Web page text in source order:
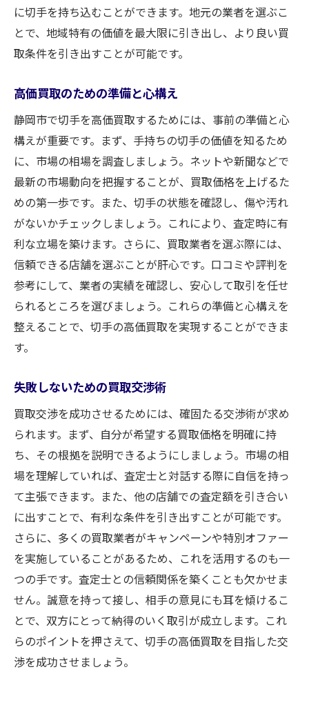
成功した売却者の体験談
静岡市で切手買取を成功に導くための業者選び
のコツ
信頼性を見極めるためのチェック項目
実績豊富な業者を探す方法
選び方で変わる買取価格の実例
地元業者と全国展開業者の違い
業者選びに役立つ情報源
に切手を持ち込むことができます。地元の業者を選ぶこ
とで、地域特有の価値を最大限に引き出し、より良い買
取条件を引き出すことが可能です。
高価買取のための準備と心構え
静岡市で切手を高価買取するためには、事前の準備と心
構えが重要です。まず、手持ちの切手の価値を知るため
に、市場の相場を調査しましょう。ネットや新聞などで
最新の市場動向を把握することが、買取価格を上げるた
めの第一歩です。また、切手の状態を確認し、傷や汚れ
がないかチェックしましょう。これにより、査定時に有
利な立場を築けます。さらに、買取業者を選ぶ際には、
信頼できる店舗を選ぶことが肝心です。口コミや評判を
参考にして、業者の実績を確認し、安心して取引を任せ
られるところを選びましょう。これらの準備と心構えを
整えることで、切手の高価買取を実現することができま
す。
失敗しないための買取交渉術
買取交渉を成功させるためには、確固たる交渉術が求め
られます。まず、自分が希望する買取価格を明確に持
ち、その根拠を説明できるようにしましょう。市場の相
場を理解していれば、査定士と対話する際に自信を持っ
て主張できます。また、他の店舗での査定額を引き合い
に出すことで、有利な条件を引き出すことが可能です。
さらに、多くの買取業者がキャンペーンや特別オファー
を実施していることがあるため、これを活用するのも一
つの手です。査定士との信頼関係を築くことも欠かせま
せん。誠意を持って接し、相手の意見にも耳を傾けるこ
とで、双方にとって納得のいく取引が成立します。これ
らのポイントを押さえて、切手の高価買取を目指した交
渉を成功させましょう。